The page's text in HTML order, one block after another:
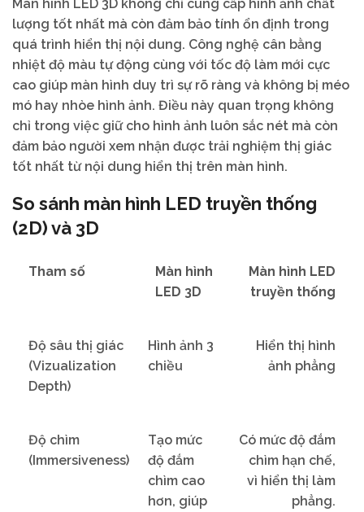
Màn hình LED 3D không chỉ cung cấp hình ảnh chất
lượng tốt nhất mà còn đảm bảo tính ổn định trong
quá trình hiển thị nội dung. Công nghệ cân bằng
nhiệt độ màu tự động cùng với tốc độ làm mới cực
cao giúp màn hình duy trì sự rõ ràng và không bị méo
mó hay nhòe hình ảnh. Điều này quan trọng không
chỉ trong việc giữ cho hình ảnh luôn sắc nét mà còn
đảm bảo người xem nhận được trải nghiệm thị giác
tốt nhất từ nội dung hiển thị trên màn hình.
So sánh màn hình LED truyền thống
(2D) và 3D
Tham số
Màn hình
LED 3D
Màn hình LED
truyền thống
Độ sâu thị giác
(Vizualization
Depth)
Hình ảnh 3
chiều
Hiển thị hình
ảnh phẳng
Độ chìm
(Immersiveness)
Tạo mức
độ đắm
chìm cao
hơn, giúp
Có mức độ đắm
chìm hạn chế,
vì hiển thị làm
phẳng.